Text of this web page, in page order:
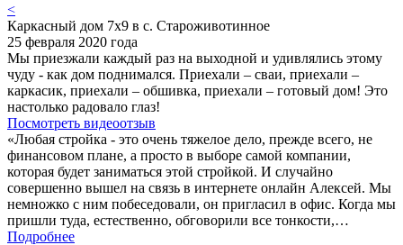
<
Каркасный дом 7х9 в с. Староживотинное
25 февраля 2020 года
Мы приезжали каждый раз на выходной и удивлялись этому
чуду - как дом поднимался. Приехали – сваи, приехали –
каркасик, приехали – обшивка, приехали – готовый дом! Это
настолько радовало глаз!
Посмотреть видеоотзыв
«Любая стройка - это очень тяжелое дело, прежде всего, не
финансовом плане, а просто в выборе самой компании,
которая будет заниматься этой стройкой. И случайно
совершенно вышел на связь в интернете онлайн Алексей. Мы
немножко с ним побеседовали, он пригласил в офис. Когда мы
пришли туда, естественно, обговорили все тонкости,…
Подробнее